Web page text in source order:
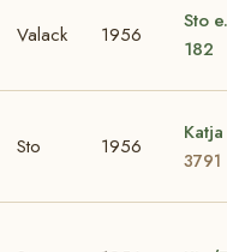
Valack 1956
Sto
182
Sto 1956
3791